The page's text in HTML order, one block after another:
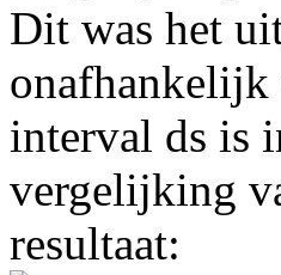
Dit was het
onafhankelijk
interval ds is
vergelijking
resultaat: